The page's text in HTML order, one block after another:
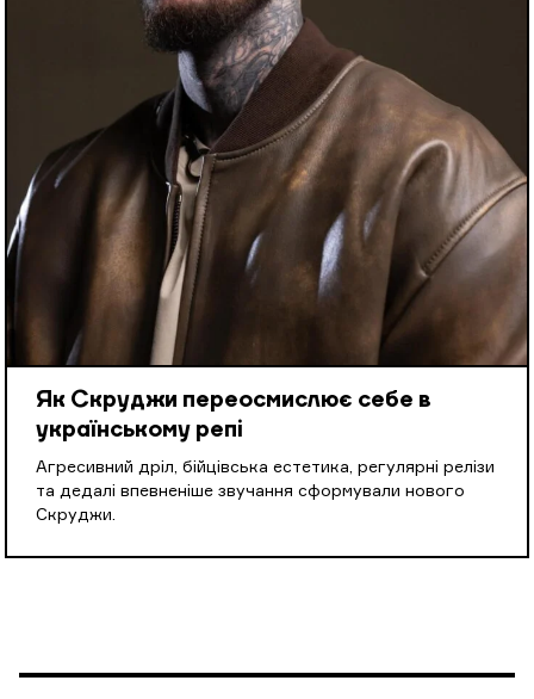
Як Скруджи переосмислює себе в
українському репі
Агресивний дріл, бійцівська естетика, регулярні релізи
та дедалі впевненіше звучання сформували нового
Скруджи.